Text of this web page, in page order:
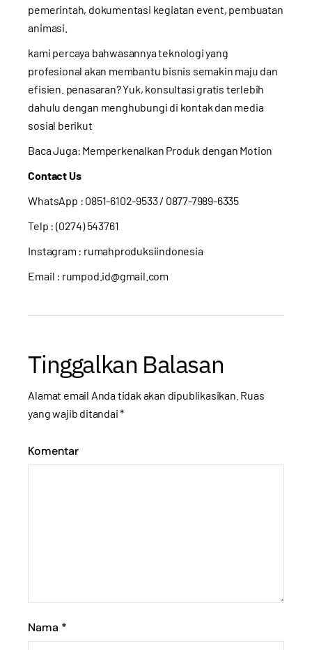
pemerintah, dokumentasi kegiatan event, pembuatan
animasi.
kami percaya bahwasannya teknologi yang
profesional akan membantu bisnis semakin maju dan
efisien. penasaran? Yuk, konsultasi gratis terlebih
dahulu dengan menghubungi di kontak dan media
sosial berikut
Baca Juga: Memperkenalkan Produk dengan Motion
Contact Us
WhatsApp : 0851-6102-9533/ 0877-7989-6335
Telp : (0274) 543761
Instagram : rumahproduksiindonesia
Email : rumpod.id@gmail.com
Tinggalkan Balasan
Alamat email Anda tidak akan dipublikasikan. Ruas
yang wajib ditandai*
Komentar
Nama *